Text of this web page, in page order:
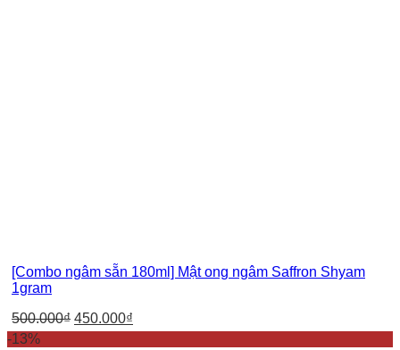
[Combo ngâm sẵn 180ml] Mật ong ngâm Saffron Shyam
1gram
500.000₫ 450.000₫
-13%